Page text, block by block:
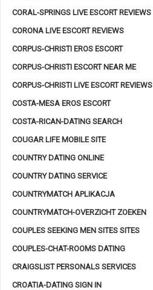
CORAL-SPRINGS LIVE ESCORT REVIEWS
CORONA LIVE ESCORT REVIEWS
CORPUS-CHRISTI EROS ESCORT
CORPUS-CHRISTI ESCORT NEAR ME
CORPUS-CHRISTI LIVE ESCORT REVIEWS
COSTA-MESA EROS ESCORT
COSTA-RICAN-DATING SEARCH
COUGAR LIFE MOBILE SITE
COUNTRY DATING ONLINE
COUNTRY DATING SERVICE
COUNTRYMATCH APLIKACJA
COUNTRYMATCH-OVERZICHT ZOEKEN
COUPLES SEEKING MEN SITES SITES
COUPLES-CHAT-ROOMS DATING
CRAIGSLIST PERSONALS SERVICES
CROATIA-DATING SIGN IN